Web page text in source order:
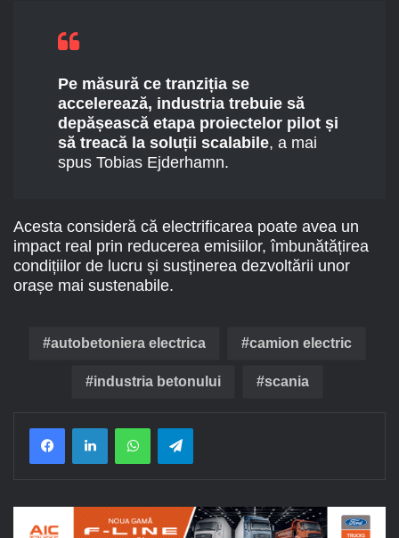
Pe măsură ce tranziția se
accelerează, industria trebuie să
depășească etapa proiectelor pilot și
să treacă la soluții scalabile, a mai
spus Tobias Ejderhamn.
Acesta consideră că electrificarea poate avea un
impact real prin reducerea emisiilor, îmbunătățirea
condițiilor de lucru și susținerea dezvoltării unor
orașe mai sustenabile.
autobetoniera electrica camion electric
industria betonului scania